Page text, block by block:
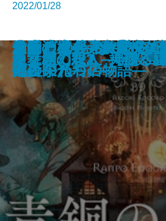
金春屋ゴメス 芥子の
次の電車が来るまえに
金春屋ゴメス
エナメル―その謎は彼
し―
おもいでマシン―1話3
集―
この恋が壊れるまで
い
地底の魔術王―私立探
郎―
幽世の薬剤師
さよならの言い方な
い。6
君に勧む杯 文豪とア
ノベライズ―case 井
2022/01/28
青銅の魔人―私立探偵
―
コンビニ兄弟2―テン
港こがね村店―
巫女島の殺人―呪殺
龍ノ国幻想2 天翔る
伯爵と成金―帝都マユ
究所―
龍ノ国幻想1 神欺く
久遠の檻―天久鷹央の
―
君と漕ぐ4―ながとろ
部の栄光―
炎舞館の殺人
あなたの後ろにいる
ぬ夜の八つの物語―